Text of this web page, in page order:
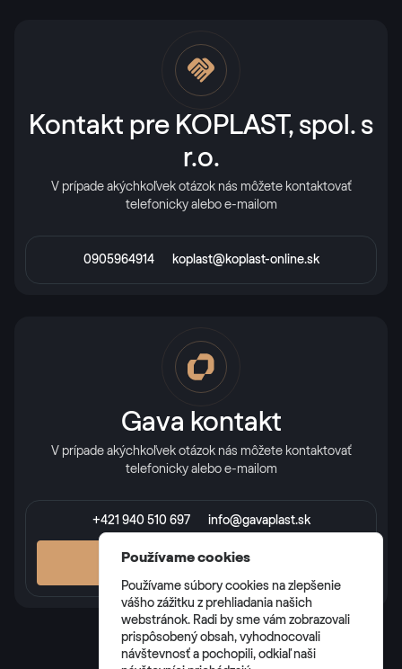
Kontakt pre KOPLAST, spol. s
r.o.
V prípade akýchkoľvek otázok nás môžete kontaktovať
telefonicky alebo e-mailom
0905964914 koplast@koplast-online.sk
Gava kontakt
V prípade akýchkoľvek otázok nás môžete kontaktovať
telefonicky alebo e-mailom
+421 940 510 697 info@gavaplast.sk
VŠETKY KONTAKTY
Používame cookies
Používame súbory cookies na zlepšenie
vášho zážitku z prehliadania našich
webstránok. Radi by sme vám zobrazovali
prispôsobený obsah, vyhodnocovali
návštevnosť a pochopili, odkiaľ naši